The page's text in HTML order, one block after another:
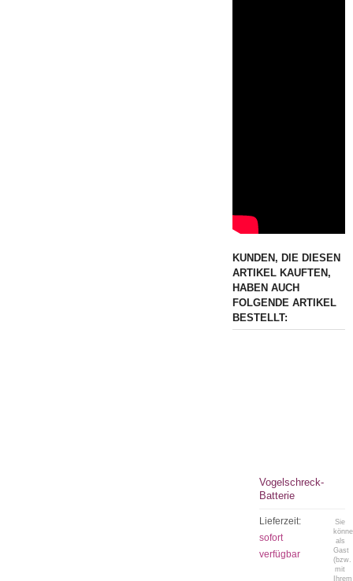
KUNDEN, DIE DIESEN
ARTIKEL KAUFTEN,
HABEN AUCH
FOLGENDE ARTIKEL
BESTELLT:
Vogelschreck-
Batterie
Lieferzeit:
sofort
verfügbar
Sie
als
Gast
(bzw.
mit
Ihrem